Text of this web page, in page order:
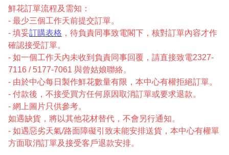
鮮花訂單流程及需知：
- 最少三個工作天前提交訂單。
- 填妥訂購表格 ，待負責同事致電閣下，核對訂單內容才作
確認接受訂單。
- 如一個工作天內未收到負責同事回覆，請直接致電2327-
7116 / 5177-7061 與曾姑娘聯絡。
- 由於中心每日製作鮮花數量有限，本中心有權拒絕訂單。
- 付款後，不接受買方任何原因取消訂單或要求退款。
- 網上圖片只供參考。
如遇缺貨，將以其他花材替代，不會另行通知。
- 如遇惡劣天氣/路面障礙引致未能安排送貨，本中心有權單
方面取消訂單及接受客戶退款安排。